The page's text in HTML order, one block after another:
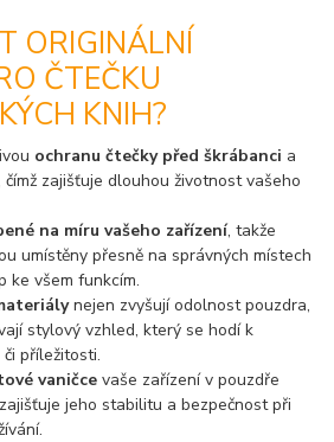
ORIGINÁLNÍ
ČTEČKU
KNIH?
ochranu čtečky před škrábanci a
čímž zajišťuje dlouhou životnost vašeho
na míru vašeho zařízení, takže
umístěny přesně na správných místech
ke všem funkcím.
nejen zvyšují odolnost pouzdra,
stylový vzhled, který se hodí k
příležitosti.
vaničce vaše zařízení v pouzdře
jeho stabilitu a bezpečnost při